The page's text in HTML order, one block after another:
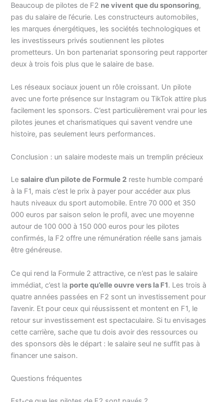
Beaucoup de pilotes de F2 ne vivent que du sponsoring,
pas du salaire de l’écurie. Les constructeurs automobiles,
les marques énergétiques, les sociétés technologiques et
les investisseurs privés soutiennent les pilotes
prometteurs. Un bon partenariat sponsoring peut rapporter
deux à trois fois plus que le salaire de base.
Les réseaux sociaux jouent un rôle croissant. Un pilote
avec une forte présence sur Instagram ou TikTok attire plus
facilement les sponsors. C’est particulièrement vrai pour les
pilotes jeunes et charismatiques qui savent vendre une
histoire, pas seulement leurs performances.
Conclusion : un salaire modeste mais un tremplin précieux
Lesalaire d’un pilote de Formule 2 reste humble comparé
à la F1, mais c’est le prix à payer pour accéder aux plus
hauts niveaux du sport automobile. Entre 70 000 et 350
000 euros par saison selon le profil, avec une moyenne
autour de 100 000 à 150 000 euros pour les pilotes
confirmés, la F2 offre une rémunération réelle sans jamais
être généreuse.
Ce qui rend la Formule 2 attractive, ce n’est pas le salaire
immédiat, c’est la porte qu’elle ouvre vers la F1. Les trois à
quatre années passées en F2 sont un investissement pour
l’avenir. Et pour ceux qui réussissent et montent en F1, le
retour sur investissement est spectaculaire. Si tu envisages
cette carrière, sache que tu dois avoir des ressources ou
des sponsors dès le départ : le salaire seul ne suffit pas à
financer une saison.
Questions fréquentes